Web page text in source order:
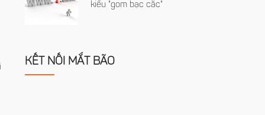
kiểu "gom bạc cắc"
KẾT NỐI MẮT BÃO